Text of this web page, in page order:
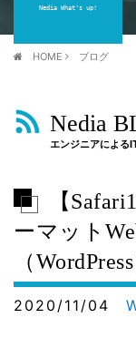
Nedia What's up!
HOME ブログ
Nedia
エンジニアによる
【
ーマット
（WordPress
2020/11/04